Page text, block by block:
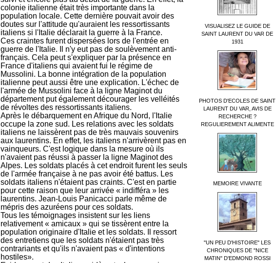
VISUALISEZ LE GUIDE DE
SAINT LAURENT DU VAR DE
1931
PHOTOS D'ECOLES DE SAINT
LAURENT DU VAR, AVIS DE
RECHERCHE ?
REGULIEREMENT ALIMENTE
MEMOIRE VIVANTE
"UN PEU D'HISTOIRE" LES
CHRONIQUES DE "NICE
MATIN" D'EDMOND ROSSI
colonie italienne était très importante dans la
population locale. Cette dernière pouvait avoir des
doutes sur l'attitude qu'auraient les ressortissants
italiens si l'Italie déclarait la guerre à la France.
Ces craintes furent dispersées lors de l'entrée en
guerre de l'Italie. Il n'y eut pas de soulèvement anti-
français. Cela peut s'expliquer par la présence en
France d'italiens qui avaient fui le régime de
Mussolini. La bonne intégration de la population
italienne peut aussi être une explication. L'échec de
l'armée de Mussolini face à la ligne Maginot du
département put également décourager les velléités
de révoltes des ressortissants italiens.
Après le débarquement en Afrique du Nord, l'Italie
occupe la zone sud. Les relations avec les soldats
italiens ne laissèrent pas de très mauvais souvenirs
aux laurentins. En effet, les italiens n'arrivèrent pas en
vainqueurs. C'est logique dans la mesure où ils
n'avaient pas réussi à passer la ligne Maginot des
Alpes. Les soldats placés à cet endroit furent les seuls
de l'armée française à ne pas avoir été battus. Les
soldats italiens n'étaient pas craints. C'est en partie
pour cette raison que leur arrivée « indifféra » les
laurentins. Jean-Louis Panicacci parle même de
mépris des azuréens pour ces soldats.
Tous les témoignages insistent sur les liens
relativement « amicaux » qui se tissèrent entre la
population originaire d'Italie et les soldats. Il ressort
des entretiens que les soldats n'étaient pas très
contrariants et qu'ils n'avaient pas « d'intentions
hostiles».